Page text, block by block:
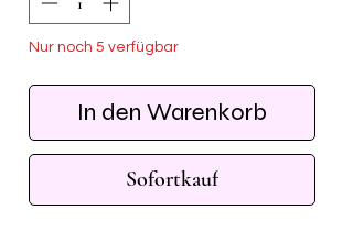
Nur noch 5 verfügbar
In den Warenkorb
Sofortkauf